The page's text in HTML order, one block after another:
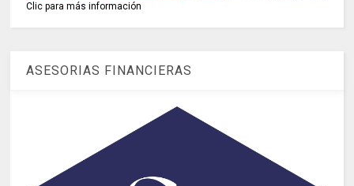
Clic para más información
ASESORIAS FINANCIERAS